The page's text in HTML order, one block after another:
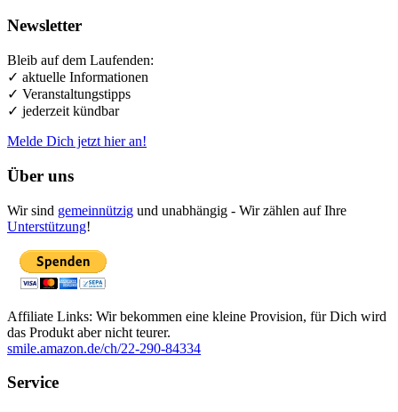
Newsletter
Bleib auf dem Laufenden:
✓ aktuelle Informationen
✓ Veranstaltungstipps
✓ jederzeit kündbar
Melde Dich jetzt hier an!
Über uns
Wir sind gemeinnützig und unabhängig - Wir zählen auf Ihre
Unterstützung!
Affiliate Links: Wir bekommen eine kleine Provision, für Dich wird
das Produkt aber nicht teurer.
smile.amazon.de/ch/22-290-84334
Service